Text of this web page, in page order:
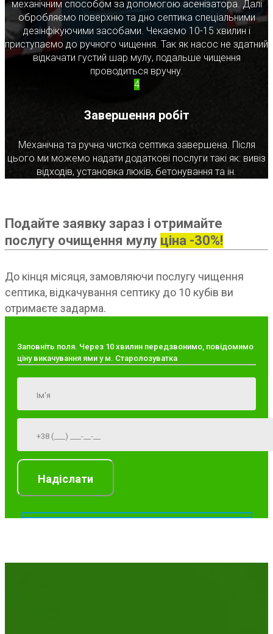
механічним способом за допомогою асенізатора. Далі
обробляємо поверхню та дно септика спеціальними
дезінфікуючими засобами. Чекаємо 10-15 хвилин і
приступаємо до ручного чищення. Так як насос не здатний
відкачати густий шар мулу, подальше чищення
проводиться вручну.
4
Завершення робіт
Механічна та ручна чистка септика завершена. Після
цього ми можемо надати додаткові послуги такі як: вивіз
відходів, установка люків, бетонування та ін.
Подайте заявку зараз і отримайте
послугу очищення мулу ціна -30%!
До кінця місяця, замовляючи послугу чищення
септика, відкачування септику до 10 кубів ви
отримаєте задарма.
Заповніть поля. Через 10 хвилин передзвонимо, повідомимо
ціну викачування ями у м. Старолозуватка